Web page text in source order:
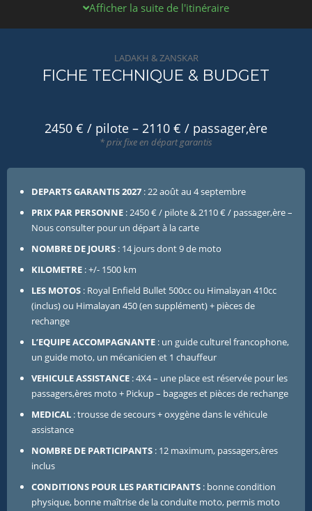
Afficher la suite de l'itinéraire
LADAKH & ZANSKAR
FICHE TECHNIQUE & BUDGET
2450 € / pilote – 2110 € / passager,ère
* prix fixe en départ garantis
DEPARTS GARANTIS 2027 : 22 août au 4 septembre
PRIX PAR PERSONNE : 2450 € / pilote & 2110 € / passager,ère –
Nous consulter pour un départ à la carte
NOMBRE DE JOURS : 14 jours dont 9 de moto
KILOMETRE : +/- 1500 km
LES MOTOS : Royal Enfield Bullet 500cc ou Himalayan 410cc
(inclus) ou Himalayan 450 (en supplément) + pièces de
rechange
L’EQUIPEACCOMPAGNANTE : un guide culturel francophone,
un guide moto, un mécanicien et 1 chauffeur
VEHICULE ASSISTANCE : 4X4 – une place est réservée pour les
passagers,ères moto + Pickup – bagages et pièces de rechange
MEDICAL : trousse de secours + oxygène dans le véhicule
assistance
NOMBRE DE PARTICIPANTS : 12 maximum, passagers,ères
inclus
CONDITIONS POUR LES PARTICIPANTS : bonne condition
physique, bonne maîtrise de la conduite moto, permis moto